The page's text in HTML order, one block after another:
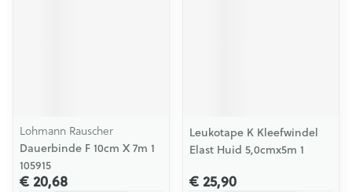
Lohmann Rauscher
Dauerbinde F 10cm X 7m 1
105915
€ 20,68
Leukotape K Kleefwindel
Elast Huid 5,0cmx5m 1
€ 25,90